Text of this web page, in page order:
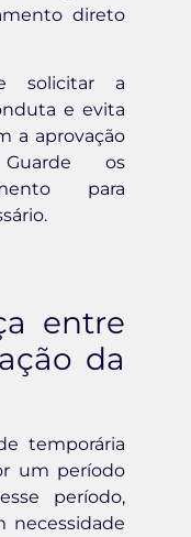
direto
solicitar a
e evita
a aprovação
os
para
entre
da
temporária
um período
período,
necessidade